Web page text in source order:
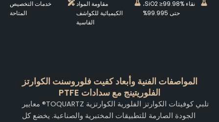
نقاء SiO2 ≥99.98%،
حتى 99.995%
مقاومة المواد
الكيميائية للكواشف
القاسية
خدمات التخصيص
المتاحة
المواصفات الفنية وأبعاد كفيت فلوروسنت الكوارتز
الفلوريتينج مع سدادات PTFE
تلبي كوفيتات الكوارتز الفلورية الكوارتزية TOQUARTZ® معايير
الجودة الصارمة للتطبيقات المختبرية والصناعية. يخضع كل